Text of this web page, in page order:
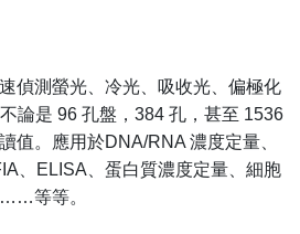
偵測螢光、冷光、吸收光、偏極化
論是 96 孔盤，384 孔，甚至 1536
值。應用於DNA/RNA 濃度定量、
、ELISA、蛋白質濃度定量、細胞
等等。